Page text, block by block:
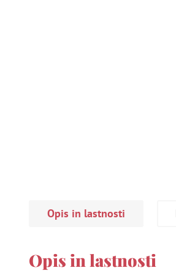
Opis in lastnosti
Opis in lastnosti